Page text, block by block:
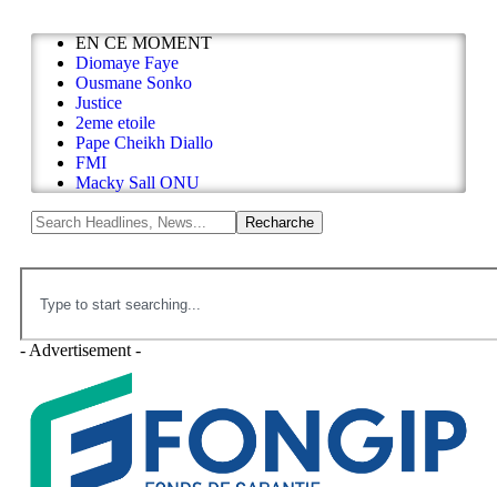
EN CE MOMENT
Diomaye Faye
Ousmane Sonko
Justice
2eme etoile
Pape Cheikh Diallo
FMI
Macky Sall ONU
- Advertisement -